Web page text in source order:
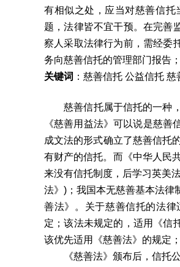
有相似之处，应当对慈善信
题，法律皆不宜干预。在完善
察人采取法律行为前，需经委
务向慈善信托的管理部门报告
关键词 ：慈善信托 公益信托
慈善信托属于信托的一种，
《慈善用益法》可以说是慈
成文法的形式确立了慈善信托
有财产的信托。而《中华人民
来没有信托制度，后学习英美
法》)；我国本无慈善基本法律
善法》。关于慈善信托的法
定；该法未规定的，适用《信
该优先适用《慈善法》的规定
《慈善法》颁布后，信托公